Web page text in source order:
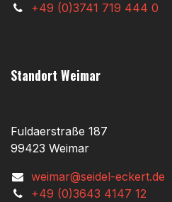
+49 (0)3741 719 444 0
Standort Weimar
Fuldaerstraße 187
99423 Weimar
weimar@seidel-eckert.de
+49 (0)3643 4147 12